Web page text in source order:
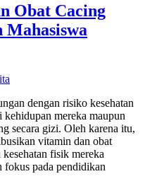
Obat Cacing
Mahasiswa
dengan risiko kesehatan
mereka maupun
secara gizi. Oleh karena itu,
vitamin dan obat
fisik mereka
fokus pada pendidikan